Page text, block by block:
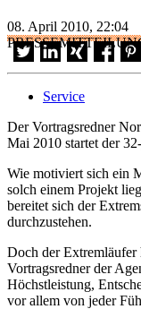
08. April 2010, 22:04
Service
Der Vortragsredner
Mai 2010 startet der
Wie motiviert sich ein
solch einem Projekt
bereitet sich der
durchzustehen.
Doch der Extremläufer
Vortragsredner der
Höchstleistung,
vor allem von jeder